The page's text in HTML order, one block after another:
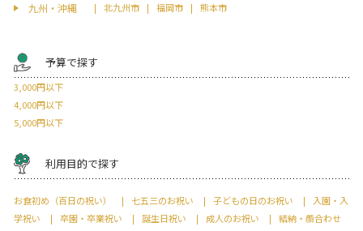
九州・沖縄 北九州市 福岡市 熊本市
予算で探す
3,000円以下
4,000円以下
5,000円以下
利用目的で探す
お食初め（百日の祝い） 七五三のお祝い 子どもの日のお祝い
入園・入
学祝い
卒園・卒業祝い 誕生日祝い 成人のお祝い
結納・顔合わせ